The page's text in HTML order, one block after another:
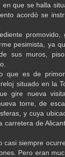
que se halla
acordó se
promovido,
pesimista, ya
sus muros,
que es de
situado en la
gire nueva
torre, de
y cuya
carretera de
casi siempre
Pero eran